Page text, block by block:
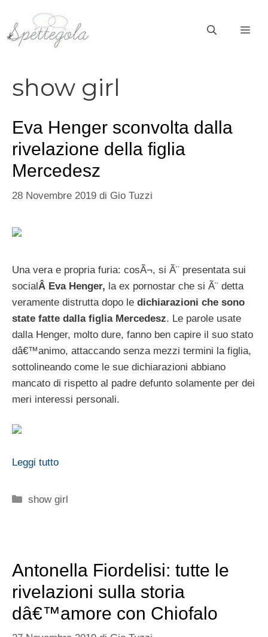
contenuto
show girl
Eva Henger sconvolta dalla
rivelazione della figlia
Mercedesz
28 Novembre 2019 di Gio Tuzzi
Una vera e propria furia: cosÃ¬, si Ã¨ presentata sui
socialÂ Eva Henger, la ex pornostar che si Ã¨ detta
veramente distrutta dopo le dichiarazioni che sono
state fatte dalla figlia Mercedesz. Le parole usate
dalla Henger, molto dure, fanno ben capire il suo stato
dâ€™animo, attaccando senza mezzi termini la figlia,
sottolineando come le sue dichiarazioni abbiano
mancato di rispetto al padre defunto solamente per dei
meri interessi personali.
Leggi tutto
Categorie
show girl
Antonella Fiordelisi: tutte le
rivelazioni sulla storia
dâ€™amore con Chiofalo